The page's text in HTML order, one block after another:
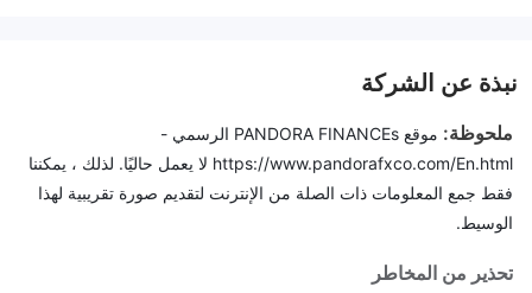
نبذة عن الشركة
ملحوظة:
موقع PANDORA FINANCEs الرسمي -
https://www.pandorafxco.com/En.html لا يعمل حاليًا. لذلك ، يمكننا
فقط جمع المعلومات ذات الصلة من الإنترنت لتقديم صورة تقريبية لهذا
الوسيط.
تحذير من المخاطر